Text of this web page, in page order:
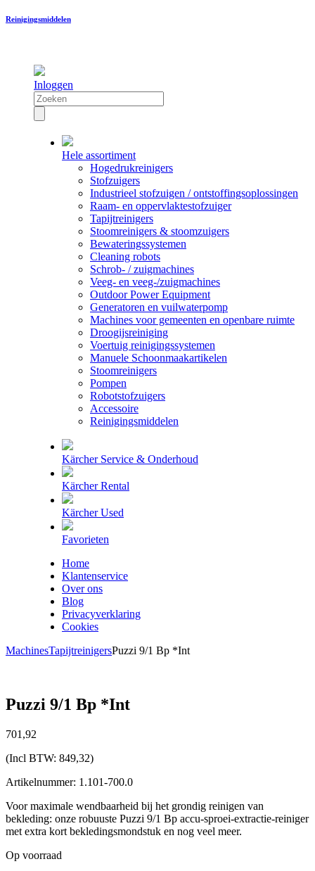
Reinigingsmiddelen
Inloggen
Hele assortiment
Hogedrukreinigers
Stofzuigers
Industrieel stofzuigen / ontstoffingsoplossingen
Raam- en oppervlaktestofzuiger
Tapijtreinigers
Stoomreinigers & stoomzuigers
Bewateringssystemen
Cleaning robots
Schrob- / zuigmachines
Veeg- en veeg-/zuigmachines
Outdoor Power Equipment
Generatoren en vuilwaterpomp
Machines voor gemeenten en openbare ruimte
Droogijsreiniging
Voertuig reinigingssystemen
Manuele Schoonmaakartikelen
Stoomreinigers
Pompen
Robotstofzuigers
Accessoire
Reinigingsmiddelen
Kärcher Service & Onderhoud
Kärcher Rental
Kärcher Used
Favorieten
Home
Klantenservice
Over ons
Blog
Privacyverklaring
Cookies
MachinesTapijtreinigersPuzzi 9/1 Bp *Int
Puzzi 9/1 Bp *Int
701,92
(Incl BTW: 849,32)
Artikelnummer: 1.101-700.0
Voor maximale wendbaarheid bij het grondig reinigen van
bekleding: onze robuuste Puzzi 9/1 Bp accu-sproei-extractie-reiniger
met extra kort bekledingsmondstuk en nog veel meer.
Op voorraad